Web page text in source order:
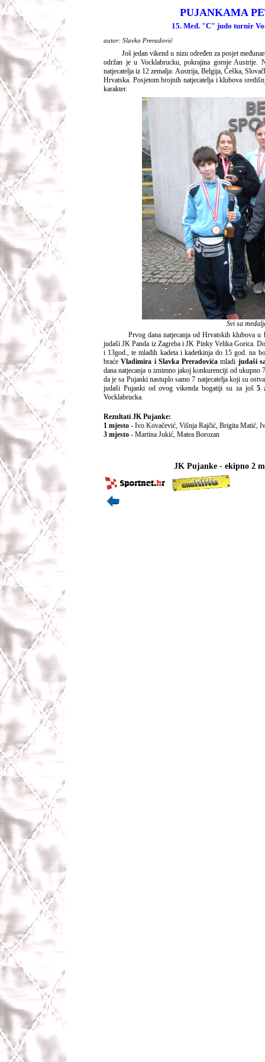
PUJANKAMA
15. Međ. "C" judo turnir
autor: Slavko Preradović
Još jedan vikend u nizu određen za posjet
održan je u Vocklabrucku, pokrajina gornje Austrije.
natjecatelja iz 12 zemalja: Austrija, Belgija, Češka,
Hrvatska. Posjetom brojnih natjecatelja i klubova
karakter.
Svi sa
Prvog dana natjecanja od Hrvatskih klubova
judaši JK Panda iz Zagreba i JK Pinky Velika Gorica.
i 13god., te mlađih kadeta i kadetkinja do 15 god. na
braćeVladimira i Slavka Preradovića mladi judaši
dana natjecanja u iznimno jakoj konkurenciji od ukupno
da je sa Pujanki nastuplo samo 7 natjecatelja koji su
judaši Pujanki od ovog vikenda bogatiji su za još5
Vocklabrucka.
Rezultati JK Pujanke:
1 mjesto - Ivo Kovačević, Višnja Rajčić, Brigita Matić,
3 mjesto - Martina Jukić, Matea Borozan
JK Pujanke - ekipno 2